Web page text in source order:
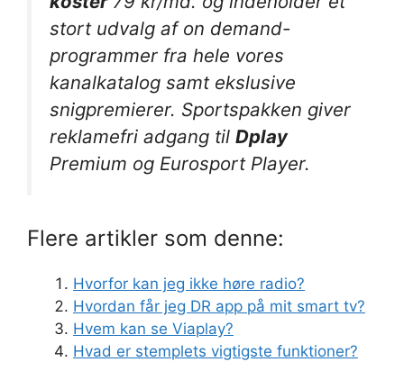
stort udvalg af on demand-
programmer fra hele vores
kanalkatalog samt ekslusive
snigpremierer. Sportspakken giver
reklamefri adgang til Dplay
Premium og Eurosport Player.
Flere artikler som denne:
Hvorfor kan jeg ikke høre radio?
Hvordan får jeg DR app på mit smart tv?
Hvem kan se Viaplay?
Hvad er stemplets vigtigste funktioner?